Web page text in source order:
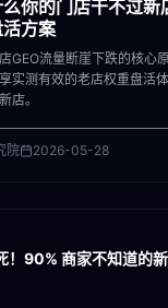
你的门店干不过新
方案
GEO流量断崖下跌的核心
实测有效的老店权重盘活
店。
院 2026-05-28
！90% 商家不知道的